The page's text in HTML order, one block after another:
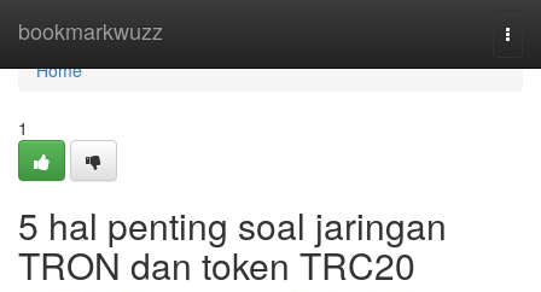
bookmarkwuzz
Home
Home
1
5 hal penting soal jaringan
TRON dan token TRC20